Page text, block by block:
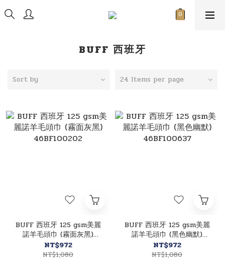
BUFF 西班牙
Sort by 24 Items per page
BUFF 西班牙 125 gsm美麗
諾羊毛頭巾 (霧面灰黑)
46BF100202
NT$972
NT$1,080
BUFF 西班牙 125 gsm美麗
諾羊毛頭巾 (黑色幽默)
46BF100637
NT$972
NT$1,080